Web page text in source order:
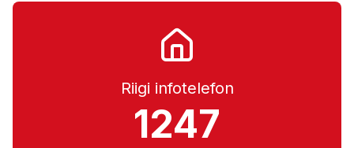
Riigi infotelefon
1247